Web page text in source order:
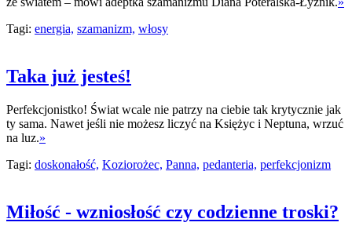
Tagi: energia, szamanizm, włosy
Taka już jesteś!
Perfekcjonistko! Świat wcale nie patrzy na ciebie tak krytycznie jak
ty sama. Nawet jeśli nie możesz liczyć na Księżyc i Neptuna, wrzuć
na luz.»
Tagi: doskonałość, Koziorożec, Panna, pedanteria, perfekcjonizm
Miłość - wzniosłość czy codzienne troski?